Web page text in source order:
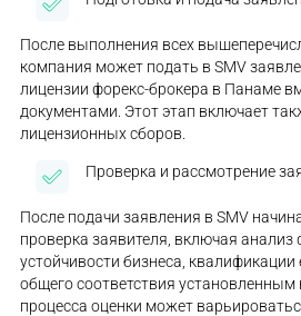
После выполнения всех
компания может подать в SMV
лицензии форекс-брокера в Панаме
документами. Этот этап включает
лицензионных сборов.
Проверка и рассмотрение
После подачи заявления в SMV
проверка заявителя, включая анализ
устойчивости бизнеса, квалификации
общего соответствия
процесса оценки может